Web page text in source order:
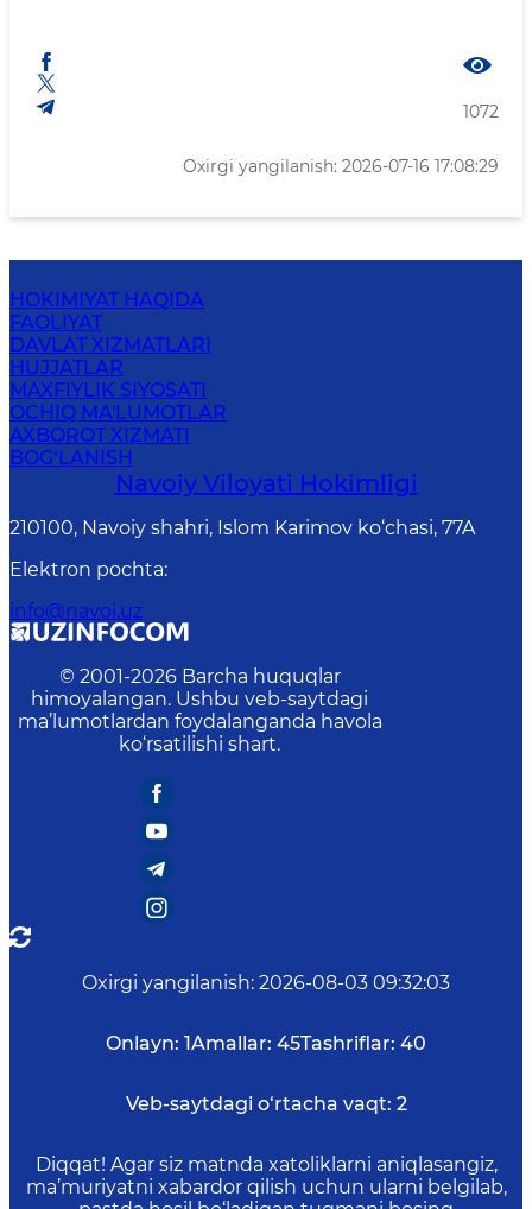
1072
Oxirgi yangilanish: 2026-07-16 17:08:29
HOKIMIYAT HAQIDA
FAOLIYAT
DAVLAT XIZMATLARI
HUJJATLAR
MAXFIYLIK SIYOSATI
OCHIQ MA'LUMOTLAR
AXBOROT XIZMATI
BOG‘LANISH
Navoiy Vilоyati Hоkimligi
210100, Nаvоiy shаhri, Islom Karimov ko‘chаsi, 77A
Elektron pochta:
info@navoi.uz
© 2001-2026 Barcha huquqlar
himoyalangan. Ushbu veb-saytdagi
ma’lumotlardan foydalanganda havola
ko‘rsatilishi shart.
Oxirgi yangilanish: 2026-08-03 09:32:03
Onlayn: 1Amallar: 45Tashriflar: 40
Veb-saytdagi o‘rtacha vaqt: 2
Diqqat! Agar siz matnda xatoliklarni aniqlasangiz,
ma’muriyatni xabardor qilish uchun ularni belgilab,